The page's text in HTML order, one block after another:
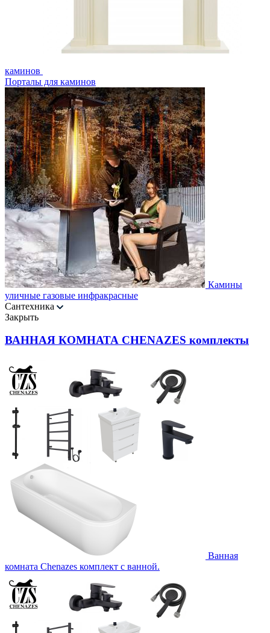
каминов
Порталы для каминов
Камины
уличные газовые инфракрасные
Сантехника
Закрыть
ВАННАЯ КОМНАТА CHENAZES комплекты
Ванная
комната Chenazes комплект с ванной.